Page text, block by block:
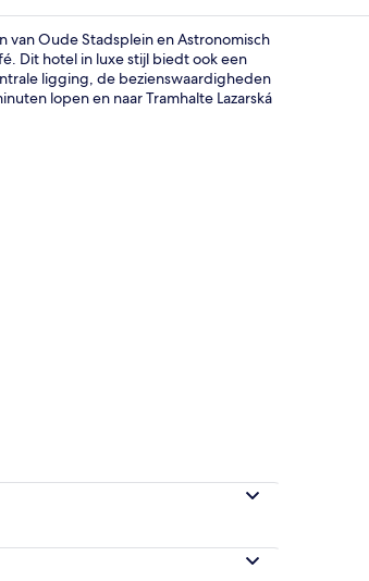
Spa
Oude Stadsplein en Astronomisch
Dit hotel in luxe stijl biedt ook een
ligging, de bezienswaardigheden
lopen en naar Tramhalte Lazarská